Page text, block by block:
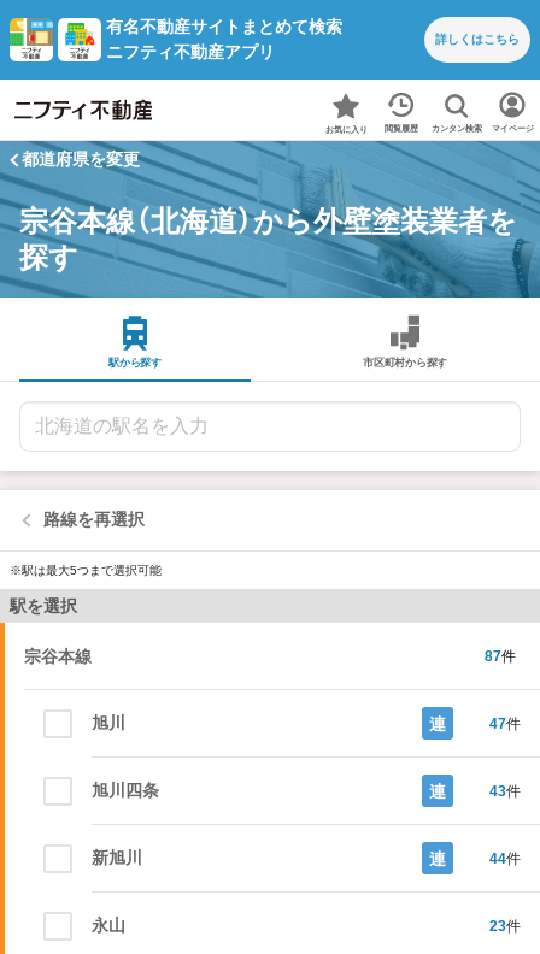
有名不動産サイトまとめて検索
ニフティ不動産アプリ
詳しくはこちら
お気に入り 閲覧履歴 カンタン検索 マイページ
都道府県を変更
宗谷本線（北海道）から外壁塗装業者を
探す
駅から探す 市区町村から探す
路線を再選択
※駅は最大5つまで選択可能
駅を選択
宗谷本線 87件
旭川 連 47件
旭川四条 連 43件
新旭川 連 44件
永山 23件